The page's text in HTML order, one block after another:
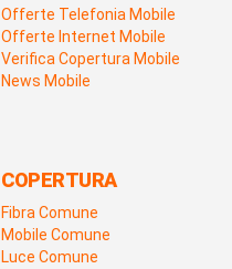
Offerte Telefonia Mobile
Offerte Internet Mobile
Verifica Copertura Mobile
News Mobile
COPERTURA
Fibra Comune
Mobile Comune
Luce Comune